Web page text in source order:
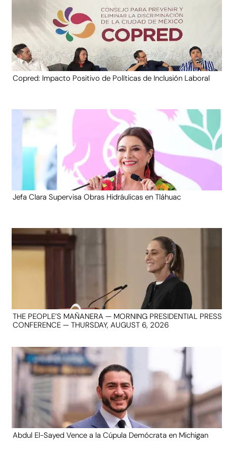
Copred: Impacto Positivo de Políticas de Inclusión Laboral
Jefa Clara Supervisa Obras Hidráulicas en Tláhuac
THE PEOPLE’S MAÑANERA — MORNING PRESIDENTIAL PRESS
CONFERENCE — THURSDAY, AUGUST 6, 2026
Abdul El-Sayed Vence a la Cúpula Demócrata en Michigan